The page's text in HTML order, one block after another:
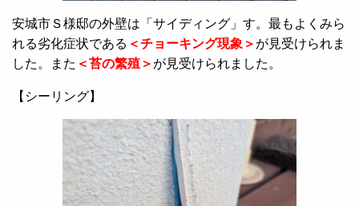
安城市Ｓ様邸の外壁は「サイディング」す。最もよくみら
れる劣化症状である ＜チョーキング現象＞ が見受けられま
した。また ＜苔の繁殖＞ が見受けられました。
【シーリング】